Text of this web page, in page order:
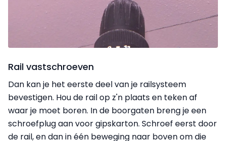
Rail vastschroeven
Dan kan je het eerste deel van je railsysteem
bevestigen. Hou de rail op z'n plaats en teken af
waar je moet boren. In de boorgaten breng je een
schroefplug aan voor gipskarton. Schroef eerst door
de rail, en dan in één beweging naar boven om die